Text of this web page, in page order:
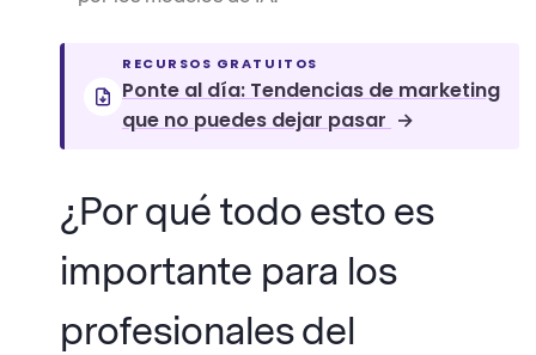
RECURSOS GRATUITOS
Ponte al día: Tendencias de marketing
que no puedes dejar pasar →
¿Por qué todo esto es
importante para los
profesionales del